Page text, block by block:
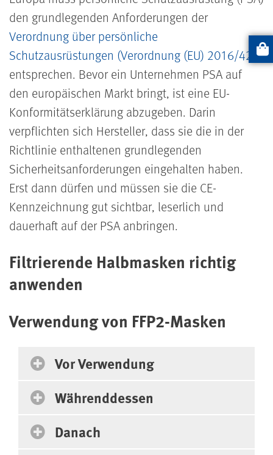
den grundlegenden Anforderungen der
Verordnung über persönliche
Schutzausrüstungen (Verordnung (EU) 2016/425)
entsprechen. Bevor ein Unternehmen PSA auf
den europäischen Markt bringt, ist eine EU-
Konformitätserklärung abzugeben. Darin
verpflichten sich Hersteller, dass sie die in der
Richtlinie enthaltenen grundlegenden
Sicherheitsanforderungen eingehalten haben.
Erst dann dürfen und müssen sie die CE-
Kennzeichnung gut sichtbar, leserlich und
dauerhaft auf der PSA anbringen.
Filtrierende Halbmasken richtig
anwenden
Verwendung von FFP2-Masken
Vor Verwendung
Währenddessen
Danach